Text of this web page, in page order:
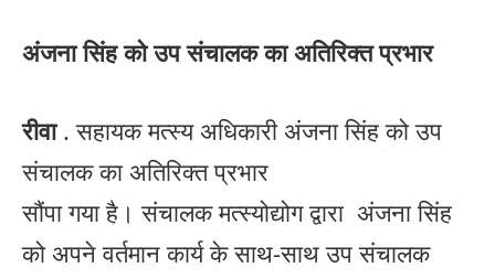
अंजना सिंह को उप संचालक का अतिरिक्त प्रभार
रीवा. सहायक मत्स्य अधिकारी अंजना सिंह को उप
संचालक का अतिरिक्त प्रभार
सौंपा गया है। संचालक मत्स्योद्योग द्वारा अंजना सिंह
को अपने वर्तमान कार्य के साथ-साथ उप संचालक